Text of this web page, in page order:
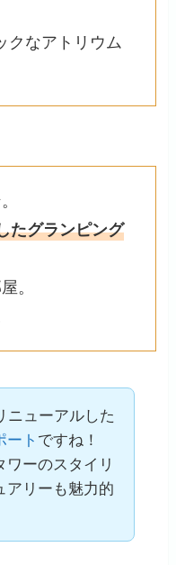
クなアトリウム
たグランピング
。
ニューアルした
ート ですね！
ワーのスタイリ
アリーも魅力的